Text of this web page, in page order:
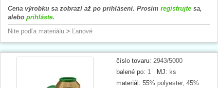
Cena výrobku sa zobrazí až po prihlásení. Prosím registrujte sa,
alebo prihláste.
Nite podľa materiálu > Ľanové
číslo tovaru: 2943/5000
balené po: 1 MJ: ks
materiál: 55% polyester, 45%